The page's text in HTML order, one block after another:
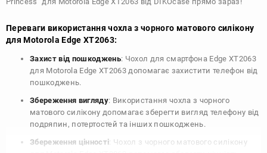
Переваги використання чохла з чорного матового силікону
для Motorola Edge XT2063:
Захист від пошкоджень: Чохол для смартфона Edge XT2063
для Motorola Edge XT2063 допомагає захистити телефон від
пошкоджень.
Збереження вигляду: Використання чохла з чорного
матового силікону допомагає зберегти вигляд телефону від
подряпин, потертостей та інших пошкоджень.
Збереження цінності: Чохол з чорного матового силікону